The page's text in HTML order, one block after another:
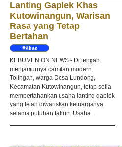
Lanting Gaplek Khas
Kutowinangun, Warisan
Rasa yang Tetap
Bertahan
#Khas
KEBUMEN ON NEWS - Di tengah
menjamurnya camilan modern,
Tolingah, warga Desa Lundong,
Kecamatan Kutowinangun, tetap setia
mempertahankan usaha lanting gaplek
yang telah diwariskan keluarganya
selama puluhan tahun. Usaha...